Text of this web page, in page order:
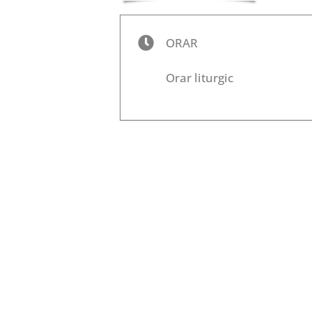
ORAR
Orar liturgic